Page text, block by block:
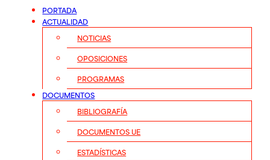
PORTADA
ACTUALIDAD
NOTICIAS
OPOSICIONES
PROGRAMAS
DOCUMENTOS
BIBLIOGRAFÍA
DOCUMENTOS UE
ESTADÍSTICAS